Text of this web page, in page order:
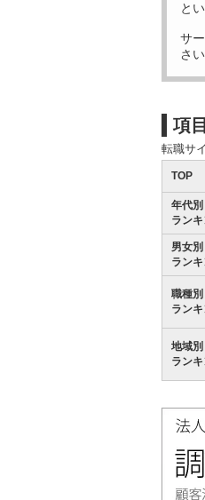
と
サ
さい
項
転職サ
TOP
年代別
ラン
男女別
ラン
職種別
ラン
地域別
ラン